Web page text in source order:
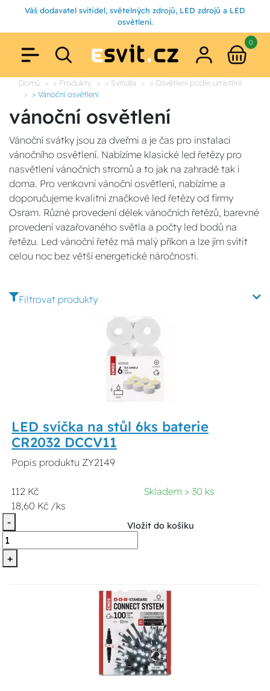
Váš dodavatel svítidel, světelných zdrojů, LED zdrojů a LED
osvětlení.
0
Domů > Produkty > Svítidla
> Osvětlení podle umístění
> Vánoční osvětlení
vánoční osvětlení
Vánoční svátky jsou za dveřmi a je čas pro instalaci
vánočního osvětlení. Nabízíme klasické led řetězy pro
nasvětlení vánočních stromů a to jak na zahradě tak i
doma. Pro venkovní vánoční osvětlení, nabízíme a
doporučujeme kvalitní značkové led řetězy od firmy
Osram. Různé provedení délek vánočních řetězů, barevné
provedení vazařovaného světla a počty led bodů na
řetězu. Led vánoční řetěz má malý příkon a lze jím svítit
celou noc bez větší energetické náročnosti.
Filtrovat produkty
LED svíčka na stůl 6ks baterie
CR2032 DCCV11
Popis produktu ZY2149
112 Kč
18,60 Kč /ks
Skladem > 30 ks
-
+
Vložit do košíku